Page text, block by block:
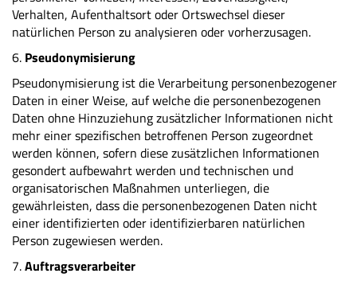
Verhalten, Aufenthaltsort oder Ortswechsel dieser
natürlichen Person zu analysieren oder vorherzusagen.
6. Pseudonymisierung
Pseudonymisierung ist die Verarbeitung personenbezogener
Daten in einer Weise, auf welche die personenbezogenen
Daten ohne Hinzuziehung zusätzlicher Informationen nicht
mehr einer spezifischen betroffenen Person zugeordnet
werden können, sofern diese zusätzlichen Informationen
gesondert aufbewahrt werden und technischen und
organisatorischen Maßnahmen unterliegen, die
gewährleisten, dass die personenbezogenen Daten nicht
einer identifizierten oder identifizierbaren natürlichen
Person zugewiesen werden.
7.Auftragsverarbeiter